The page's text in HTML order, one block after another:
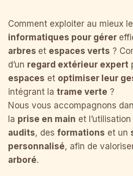
Comment exploiter au mieux
informatiques pour gérer
arbres et espaces verts ?
d’un regard extérieur expert
espaces et optimiser leur
intégrant la trame verte ?
Nous vous accompagnons
la prise en main et
audits, des formations et un
personnalisé, afin de
arboré.